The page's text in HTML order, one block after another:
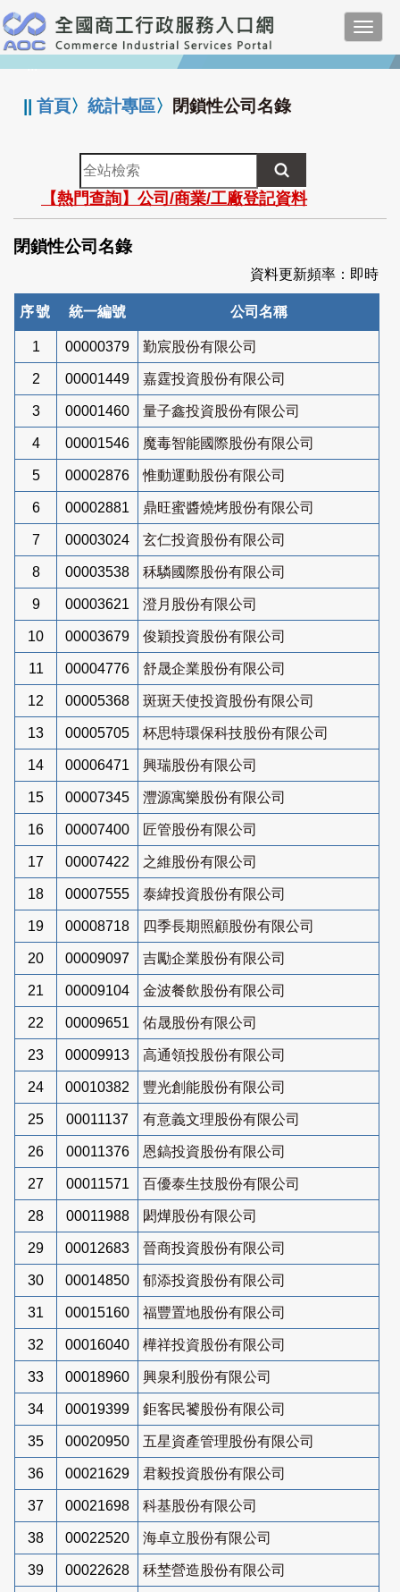
跳
到
主
要
:::
||首頁〉統計專區〉 閉鎖性公司名錄
全
站
檢
索
【熱門查詢】公司/商業/工廠登記資料
閉鎖性公司名錄
資料更新頻率：即時
序號 統一編號 公司名稱
1 00000379 勤宸股份有限公司
2 00001449 嘉霆投資股份有限公司
3 00001460 量子鑫投資股份有限公司
4 00001546 魔毒智能國際股份有限公司
5 00002876 惟動運動股份有限公司
6 00002881 鼎旺蜜醬燒烤股份有限公司
7 00003024 玄仁投資股份有限公司
8 00003538 秝驎國際股份有限公司
9 00003621 澄月股份有限公司
10 00003679 俊穎投資股份有限公司
11 00004776 舒晟企業股份有限公司
12 00005368 斑斑天使投資股份有限公司
13 00005705 杯思特環保科技股份有限公司
14 00006471 興瑞股份有限公司
15 00007345 灃源寓樂股份有限公司
16 00007400 匠管股份有限公司
17 00007422 之維股份有限公司
18 00007555 泰緯投資股份有限公司
19 00008718 四季長期照顧股份有限公司
20 00009097 吉勵企業股份有限公司
21 00009104 金波餐飲股份有限公司
22 00009651 佑晟股份有限公司
23 00009913 高通領投股份有限公司
24 00010382 豐光創能股份有限公司
25 00011137 有意義文理股份有限公司
26 00011376 恩鎬投資股份有限公司
27 00011571 百優泰生技股份有限公司
28 00011988 閎燁股份有限公司
29 00012683 晉商投資股份有限公司
30 00014850 郁添投資股份有限公司
31 00015160 福豐置地股份有限公司
32 00016040 樺祥投資股份有限公司
33 00018960 興泉利股份有限公司
34 00019399 鉅客民饕股份有限公司
35 00020950 五星資產管理股份有限公司
36 00021629 君毅投資股份有限公司
37 00021698 科基股份有限公司
38 00022520 海卓立股份有限公司
39 00022628 秝埜營造股份有限公司